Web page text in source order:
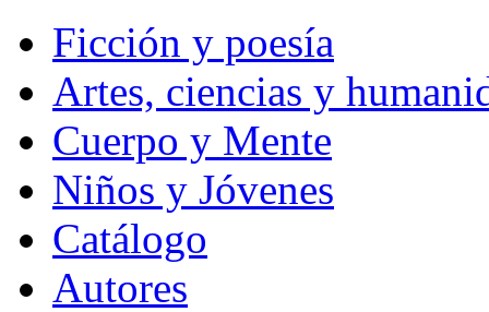
Ficción y poesía
Artes, ciencias y
Cuerpo y Mente
Niños y Jóvenes
Catálogo
Autores